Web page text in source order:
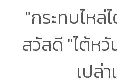
"กระทบไหล่
สวัสดี "ไต้ห
เปล่า